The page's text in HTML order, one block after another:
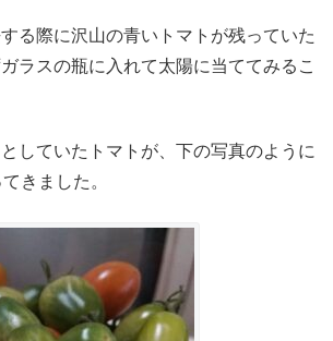
る際に沢山の青いトマトが残っていた
ラスの瓶に入れて太陽に当ててみるこ
していたトマトが、下の写真のように
きました。